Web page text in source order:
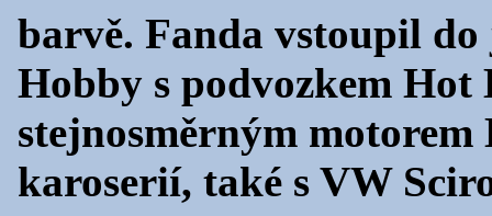
barvě. Fanda vstoupil
Hobby s podvozkem Hot
stejnosměrným
karoserií, také s VW